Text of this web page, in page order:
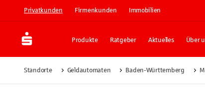
Privatkunden Firmenkunden Immobilien
Produkte Ratgeber Aktuelles Über
Standorte Geldautomaten Baden-Württemberg